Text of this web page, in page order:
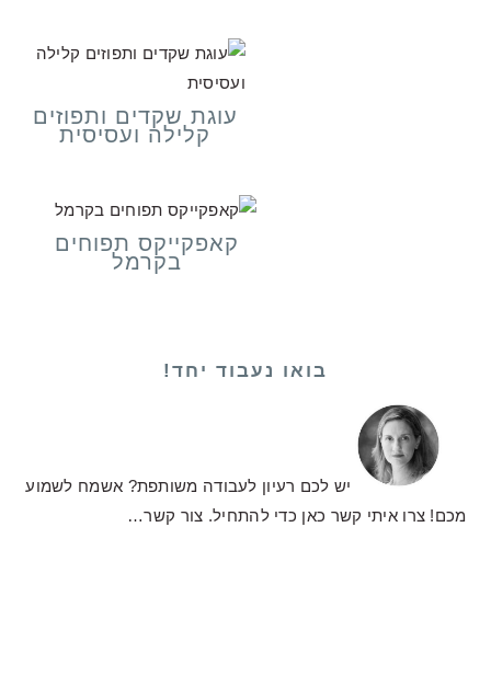
עוגת שקדים ותפוזים
קלילה ועסיסית
קאפקייקס תפוחים
בקרמל
בואו נעבוד יחד!
יש לכם רעיון לעבודה משותפת? אשמח לשמוע
מכם! צרו איתי קשר כאן כדי להתחיל. צור קשר…